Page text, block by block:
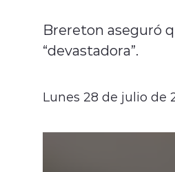
Brereton aseguró
“devastadora”.
Lunes 28 de julio de